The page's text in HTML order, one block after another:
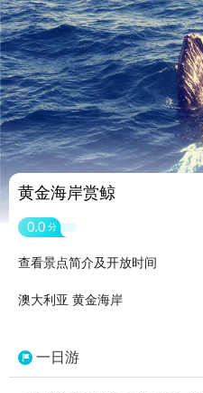
黄金海岸赏鲸
0.0 分
查看景点简介及开放时间
澳大利亚 黄金海岸
一日游
